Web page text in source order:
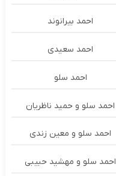
احمد بیرانوند
احمد سعیدی
احمد سلو
احمد سلو و حمید ناظریان
احمد سلو و معین زندی
احمد سلو و مهشید حبیبی